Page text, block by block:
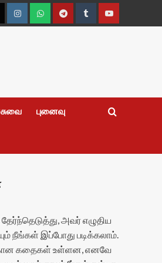
InstagramWhatsappTelegramTumblrYouTube
புனைவு
அவர் எழுதிய
நீங்கள் இப்போது படிக்கலாம்.
கதைகள் உள்ளன, எனவே